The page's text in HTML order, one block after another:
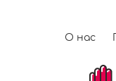
О нас